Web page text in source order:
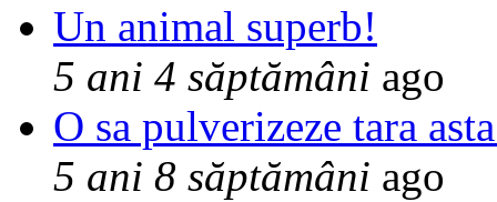
Un animal superb!
5 ani 4 săptămâni ago
O sa pulverizeze tara
5 ani 8 săptămâni ago